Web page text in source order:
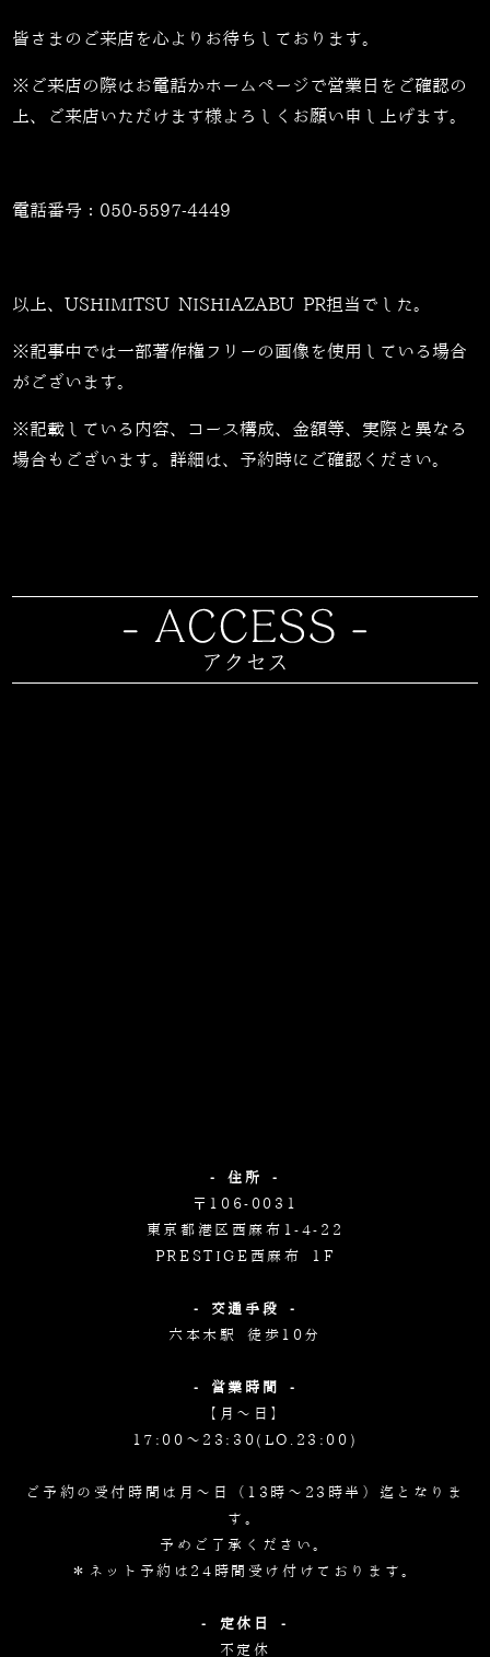
皆さまのご来店を心よりお待ちしております。
※ご来店の際はお電話かホームページで営業日をご確認の
上、ご来店いただけます様よろしくお願い申し上げます。
電話番号： 050-5597-4449
以上、USHIMITSU NISHIAZABU PR担当でした。
※記事中では一部著作権フリーの画像を使用している場合
がございます。
※記載している内容、コース構成、金額等、実際と異なる
場合もございます。詳細は、予約時にご確認ください。
- 住所 -
〒106-0031
東京都港区西麻布1-4-22
PRESTIGE西麻布 1F
- 交通手段 -
六本木駅 徒歩10分
- 営業時間 -
【月～日】
17:00～23:30(LO.23:00)
ご予約の受付時間は月～日（13時～23時半）迄となりま
す。
予めご了承ください。
＊ネット予約は24時間受け付けております。
- 定休日 -
不定休